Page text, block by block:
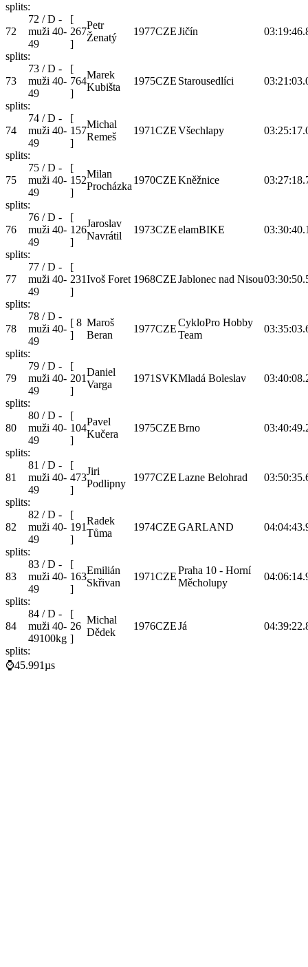
splits:
72
72 / D -
muži 40-
49
[
267
]
Petr
Ženatý
1977CZEJičín
splits:
73
73 / D -
muži 40-
49
[
764
]
Marek
Kubišta
1975CZE Starousedlíci
splits:
74
74 / D -
muži 40-
49
[
157
]
Michal
Remeš
1971CZEVšechlapy
splits:
75
75 / D -
muži 40-
49
[
152
]
Milan
Procházka
1970CZEKněžnice
splits:
76
76 / D -
muži 40-
49
[
126
]
Jaroslav
Navrátil
1973CZEelamBIKE
splits:
77
77 / D -
muži 40-
49
[
231
]
Ivoš Foret 1968CZEJablonec nad Nisou
splits:
78
78 / D -
muži 40-
49
[ 8
]
Maroš
Beran
1977CZE
CykloPro Hobby
Team
splits:
79
79 / D -
muži 40-
49
[
201
]
Daniel
Varga
1971 SVKMladá Boleslav
splits:
80
80 / D -
muži 40-
49
[
104
]
Pavel
Kučera
1975CZEBrno
splits:
81
81 / D -
muži 40-
49
[
473
]
Jiri
Podlipny
1977CZELazne Belohrad
splits:
82
82 / D -
muži 40-
49
[
191
]
Radek
Tůma
1974CZEGARLAND
splits:
83
83 / D -
muži 40-
49
[
163
]
Emilián
Skřivan
1971CZE
Praha 10 - Horní
Měcholupy
splits:
84
84 / D -
muži 40-
49100kg
[
26
]
Michal
Dědek
1976CZEJá
splits:
⌚45.991µs